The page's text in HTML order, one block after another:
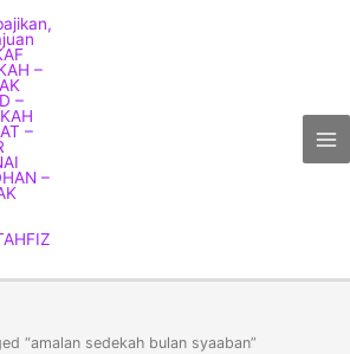
“amalan sedekah bulan syaaban”